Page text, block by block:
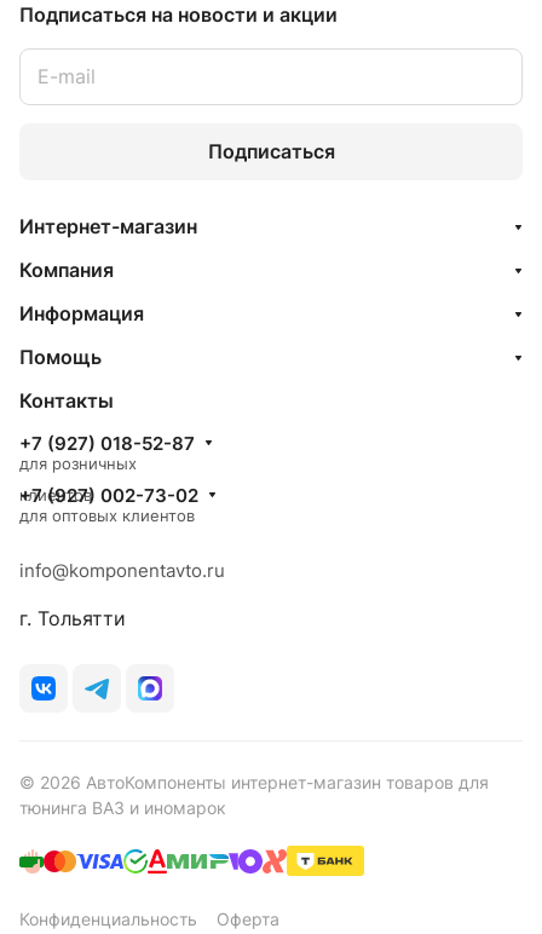
Подписаться на новости и акции
Подписаться
Интернет-магазин
Компания
Информация
Помощь
Контакты
+7 (927) 018-52-87
для розничных
клиентов
+7 (927) 002-73-02
для оптовых клиентов
info@komponentavto.ru
г. Тольятти
© 2026 АвтоКомпоненты интернет-магазин товаров для
тюнинга ВАЗ и иномарок
Конфиденциальность Оферта